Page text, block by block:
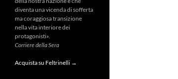
diventa una vicenda di sofferta
ma coraggiosa transizione
nella vita interiore dei
protagonisti».
Corriere della Sera
Acquista su Feltrinelli →